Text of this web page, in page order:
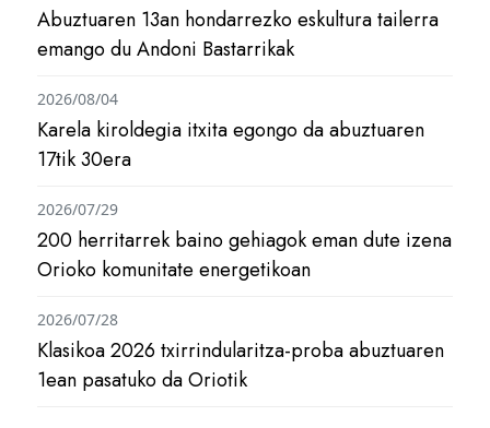
Abuztuaren 13an hondarrezko eskultura tailerra
emango du Andoni Bastarrikak
Karela kiroldegia itxita egongo da abuztuaren
17tik 30era
2026/08/04
200 herritarrek baino gehiagok eman dute izena
Orioko komunitate energetikoan
2026/07/29
Klasikoa 2026 txirrindularitza-proba abuztuaren
1ean pasatuko da Oriotik
2026/07/28